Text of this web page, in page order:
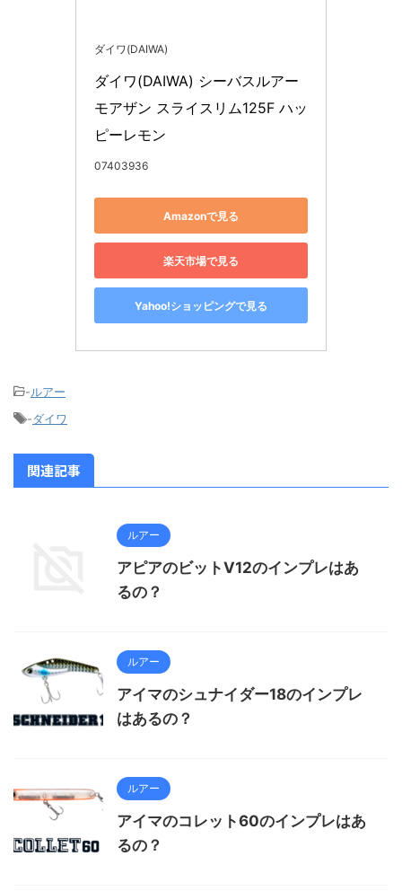
ダイワ(DAIWA)
ダイワ(DAIWA) シーバスルアー
モアザン スライスリム125F ハッ
ピーレモン
07403936
Amazonで見る
楽天市場で見る
Yahoo!ショッピングで見る
-ルアー
-ダイワ
関連記事
ルアー
アピアのビットV12のインプレはあ
るの？
ルアー
アイマのシュナイダー18のインプレ
はあるの？
ルアー
アイマのコレット60のインプレはあ
るの？